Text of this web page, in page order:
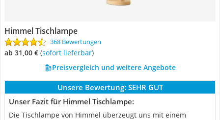
Himmel Tischlampe
368 Bewertungen
ab 31,00 € ( Sofort lieferbar)
Preisvergleich und weitere Angebote
Unsere Bewertung: SEHR GUT
Unser Fazit für Himmel Tischlampe:
Die Tischlampe von Himmel überzeugt uns mit einem